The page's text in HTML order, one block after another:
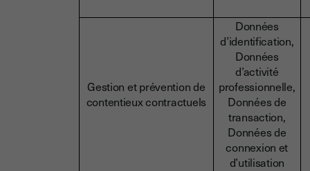
Gestion et prévention de
contentieux contractuels
Données
d’identification,
Données
d’activité
professionnelle,
Données de
transaction,
Données de
connexion et
d’utilisation